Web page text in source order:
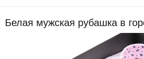
Белая мужская рубашка в